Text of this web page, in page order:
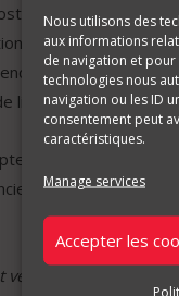
Nous utilisons des
aux informations
de navigation et
technologies nous
navigation ou les ID
consentement peut
caractéristiques.
Manage services
Accepter les
depuis 37 ans
générale avait, le
de cette
licenciement avait
rendu de la
Ce qui
l’employeur